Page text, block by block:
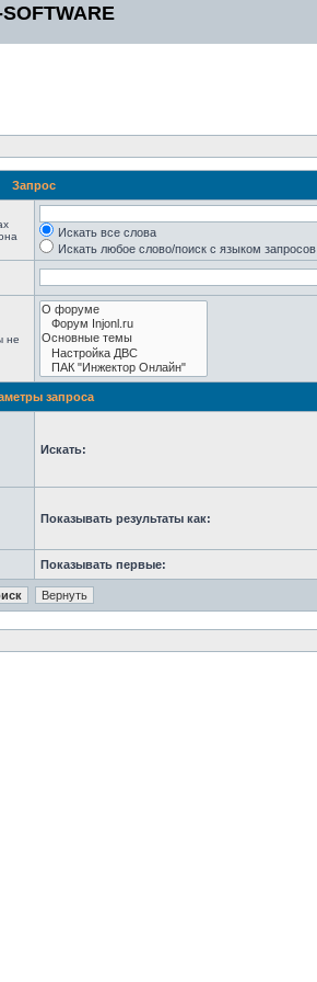
Запрос
Искать все слова
Искать любое слово/поиск с языком запросов
не
запроса
Искать:
Показывать результаты как:
Показывать первые: